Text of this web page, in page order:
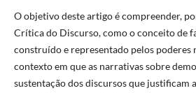
O objetivo deste artigo é compreender,
Crítica do Discurso, como o conceito de
construído e representado pelos poderes
contexto em que as narrativas sobre
sustentação dos discursos que justificam